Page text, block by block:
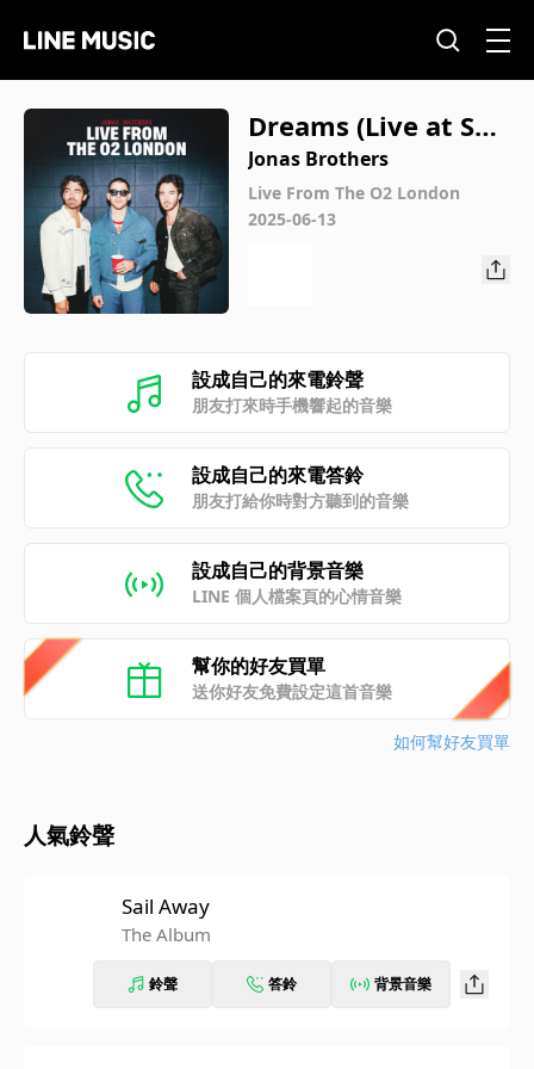
Dreams (Live at SSE
Arena Belfast)
Jonas Brothers
Live From The O2 London
2025-06-13
設成自己的來電鈴聲
朋友打來時手機響起的音樂
設成自己的來電答鈴
朋友打給你時對方聽到的音樂
設成自己的背景音樂
LINE 個人檔案頁的心情音樂
幫你的好友買單
送你好友免費設定這首音樂
如何幫好友買單
人氣鈴聲
Sail Away
The Album
鈴聲 答鈴 背景音樂